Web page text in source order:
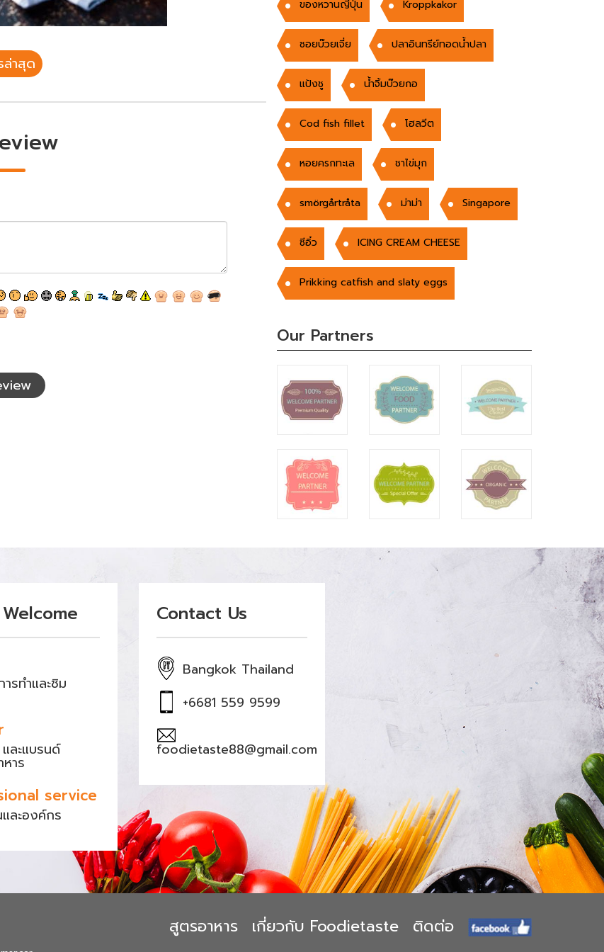
ล่าสุด
ของหวานญี่ปุ่น Kroppkakor
ซอยบ๊วยเจี่ย ปลาอินทรีย์ทอดน้ำปลา
แป้งชู น้ำจิ้มบ๊วยกอ
Cod fish fillet โฮลวีต
หอยครกทะเล ชาไข่มุก
smörgårtråta ม่าม่า Singapore
ซีอิ๋ว ICING CREAM CHEESE
Prikking catfish and slaty eggs
Our Partners
รทำและชิม
ละแบรนด์
าร
service
ละองค์กร
Contact Us
Bangkok Thailand
+6681 559 9599
foodietaste88@gmail.com
สูตรอาหาร เกี่ยวกับ Foodietaste ติดต่อ